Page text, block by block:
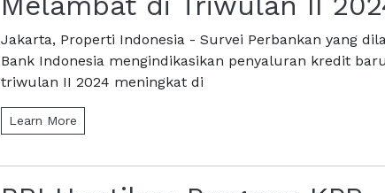
Jakarta, Properti Indonesia - Survei Perbankan yang
Bank Indonesia mengindikasikan penyaluran kredit
triwulan II 2024 meningkat di
Learn More